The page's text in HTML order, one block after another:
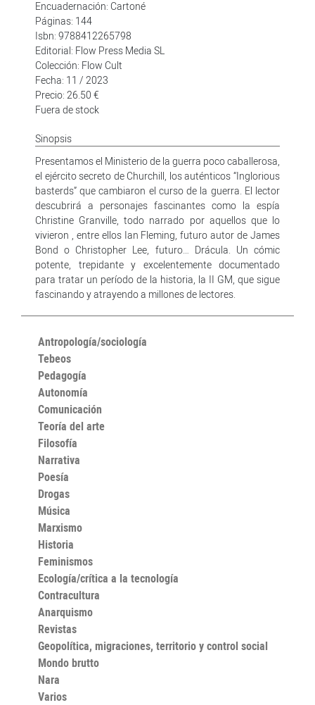
Encuadernación: Cartoné
Páginas: 144
Isbn: 9788412265798
Editorial: Flow Press Media SL
Colección: Flow Cult
Fecha: 11 / 2023
Precio: 26.50 €
Fuera de stock
Sinopsis
Presentamos el Ministerio de la guerra poco caballerosa,
el ejército secreto de Churchill, los auténticos “Inglorious
basterds” que cambiaron el curso de la guerra. El lector
descubrirá a personajes fascinantes como la espía
Christine Granville, todo narrado por aquellos que lo
vivieron , entre ellos Ian Fleming, futuro autor de James
Bond o Christopher Lee, futuro… Drácula. Un cómic
potente, trepidante y excelentemente documentado
para tratar un período de la historia, la II GM, que sigue
fascinando y atrayendo a millones de lectores.
Antropología/sociología
Tebeos
Pedagogía
Autonomía
Comunicación
Teoría del arte
Filosofía
Narrativa
Poesía
Drogas
Música
Marxismo
Historia
Feminismos
Ecología/crítica a la tecnología
Contracultura
Anarquismo
Revistas
Geopolítica, migraciones, territorio y control social
Mondo brutto
Nara
Varios